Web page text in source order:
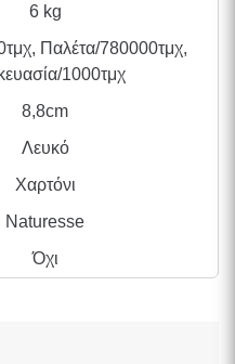
6 kg
Παλέτα/780000τμχ,
1000τμχ
8,8cm
Λευκό
Χαρτόνι
Naturesse
Όχι